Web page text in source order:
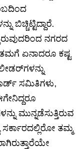
ಬಿಚ್ಚಿಟ್ಟಿದ್ದಾರೆ.
ನಗರದ
ಏನಾದರೂ ಕಷ್ಟ
ಸಮಿತಿಗಳು,
ಮುನ್ನಡೆಸುತ್ತಿರುವ
ತಮ್ಮ